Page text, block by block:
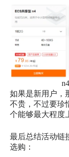
如果是新用户，
不贵，不过要珍
个能够最大程度
最后总结活动链
选购：